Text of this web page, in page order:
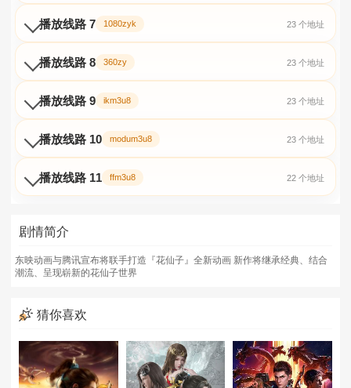
播放线路 7 1080zyk 23 个地址
播放线路 8 360zy 23 个地址
播放线路 9 ikm3u8 23 个地址
播放线路 10 modum3u8 23 个地址
播放线路 11 ffm3u8 22 个地址
剧情简介
东映动画与腾讯宣布将联手打造『花仙子』全新动画 新作将继承经典、结合
潮流、呈现崭新的花仙子世界
猜你喜欢